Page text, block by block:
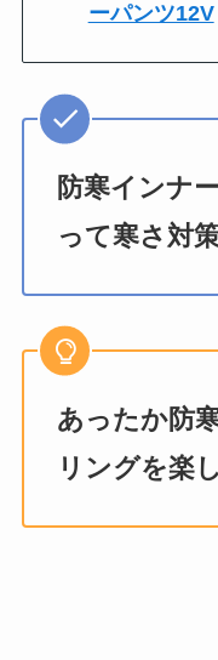
ーパンツ12V
防寒インナ
って寒さ対
あったか防
リングを楽